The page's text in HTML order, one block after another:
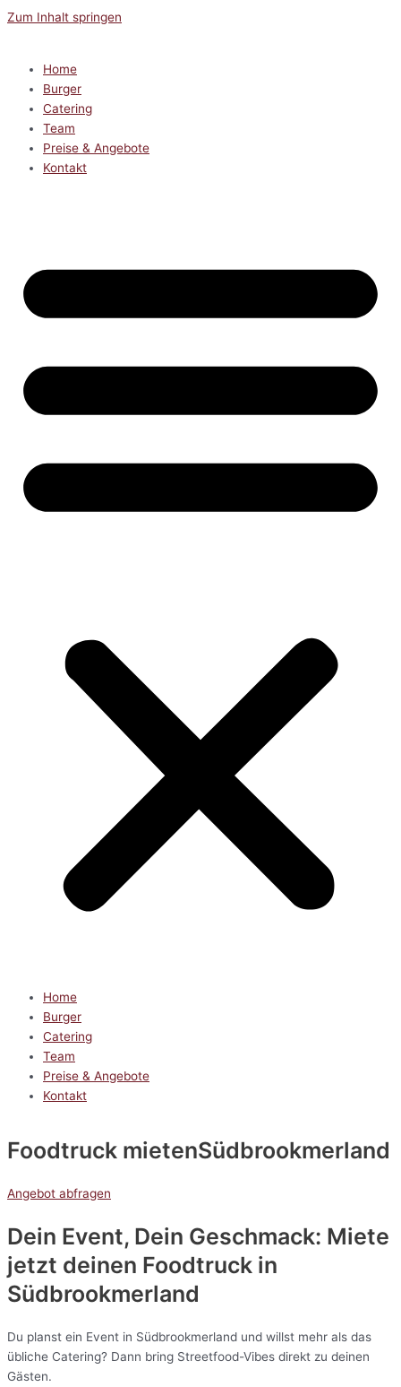
Zum Inhalt springen
Home
Burger
Catering
Team
Preise & Angebote
Kontakt
Home
Burger
Catering
Team
Preise & Angebote
Kontakt
Foodtruck mietenSüdbrookmerland
Angebot abfragen
Dein Event, Dein Geschmack: Miete
jetzt deinen Foodtruck in
Südbrookmerland
Du planst ein Event in Südbrookmerland und willst mehr als das
übliche Catering? Dann bring Streetfood-Vibes direkt zu deinen
Gästen.